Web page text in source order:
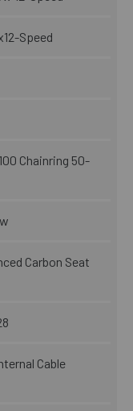
Speed
Chainring 50-
Carbon Seat
Cable